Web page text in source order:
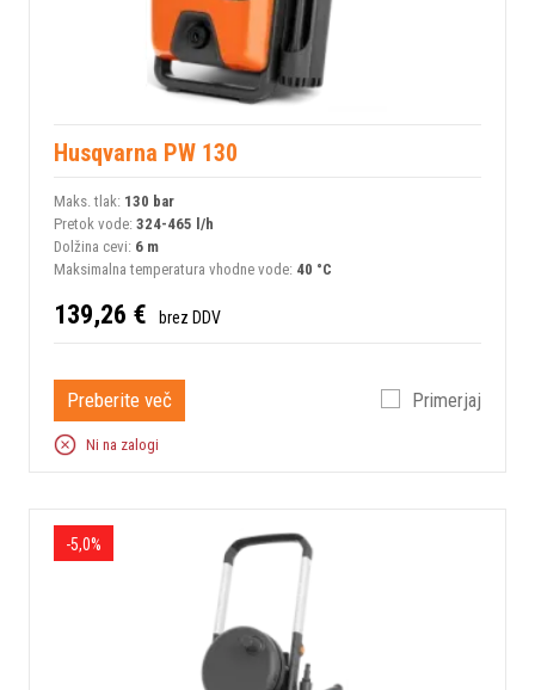
Husqvarna PW 130
Maks. tlak: 130 bar
Pretok vode: 324-465 l/h
Dolžina cevi: 6 m
Maksimalna temperatura vhodne vode: 40 °C
139,26 € brez DDV
Preberite več Primerjaj
Ni na zalogi
-5,0%